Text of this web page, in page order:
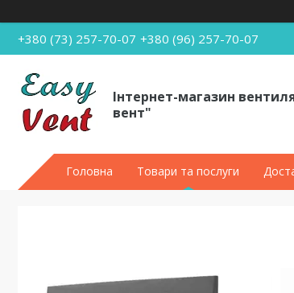
+380 (73) 257-70-07 +380 (96) 257-70-07
Інтернет-магазин
вент"
Головна Товари та послуги